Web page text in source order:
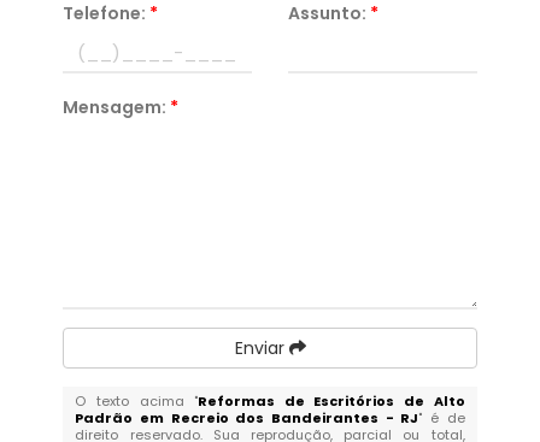
Telefone: * Assunto: *
Mensagem: *
Enviar
O texto acima "Reformas de Escritórios de Alto
Padrão em Recreio dos Bandeirantes - RJ" é de
direito reservado. Sua reprodução, parcial ou total,